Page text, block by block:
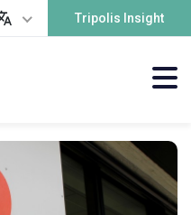
Tripolis Insight